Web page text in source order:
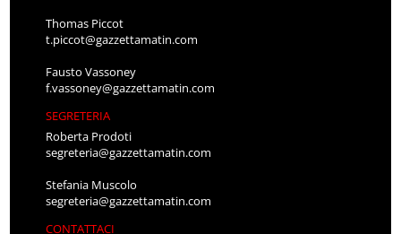
Thomas Piccot
t.piccot@gazzettamatin.com
Fausto Vassoney
f.vassoney@gazzettamatin.com
SEGRETERIA
Roberta Prodoti
segreteria@gazzettamatin.com
Stefania Muscolo
segreteria@gazzettamatin.com
CONTATTACI